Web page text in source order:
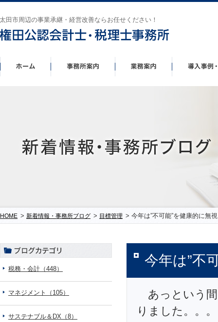
太田市周辺の事業承継・経営改善ならお任せください！
HOME > 新着情報・事務所ブログ > 目標管理 > 今年は”不可能”を健康的に無
今年は”不
あっという間
りました。。。
税務・会計（448）
マネジメント（105）
サステナブル＆DX（8）